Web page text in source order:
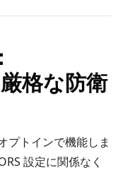
格な防衛
プトインで機能しま
設定に関係なく